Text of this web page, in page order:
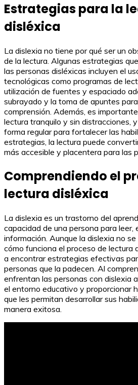
Estrategias para la
disléxica
La dislexia no tiene por qué ser un
de la lectura. Algunas estrategias
las personas disléxicas incluyen el
tecnológicas como programas de
utilización de fuentes y espaciado
subrayado y la toma de apuntes
comprensión. Además, es
lectura tranquilo y sin distracciones,
forma regular para fortalecer las
estrategias, la lectura puede
más accesible y placentera para las
Comprendiendo el
lectura disléxica
La dislexia es un trastorno del
capacidad de una persona para leer,
información. Aunque la dislexia no
cómo funciona el proceso de lectura
a encontrar estrategias efectivas
personas que la padecen. Al
enfrentan las personas con dislexia
el entorno educativo y proporcionar
que les permitan desarrollar sus
manera exitosa.